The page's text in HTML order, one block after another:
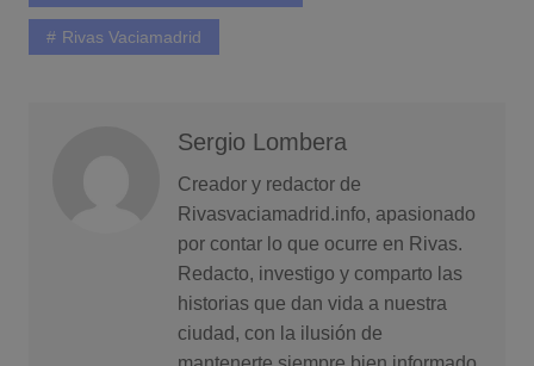
Rivas Vaciamadrid
Sergio Lombera
Creador y redactor de
Rivasvaciamadrid.info, apasionado
por contar lo que ocurre en Rivas.
Redacto, investigo y comparto las
historias que dan vida a nuestra
ciudad, con la ilusión de